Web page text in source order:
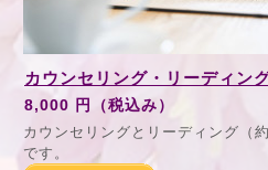
カウンセリング・リーディン
8,000 円（税込み）
カウンセリングとリーディング（
です。